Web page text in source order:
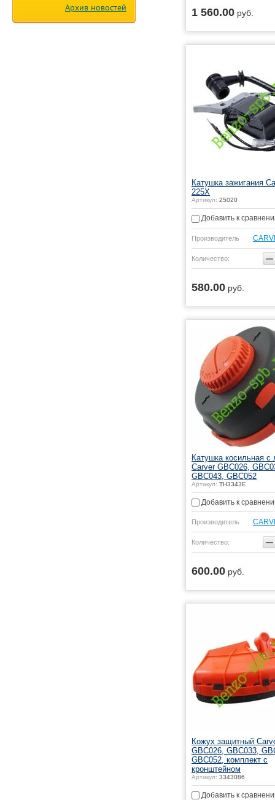
1 560.00 руб.
Купить
Катушка зажигания
225X
Артикул: 25020
Добавить к
Производитель
Количество: −
580.00 руб.
Катушка косильная с
Carver GBC026,
GBC043, GBC052
Артикул: TH3343E
Добавить к
Производитель
Количество: −
600.00 руб.
Кожух защитный
GBC026, GBC033,
GBC052, комплект с
кронштейном
Артикул: 3343086
Добавить к
Архив новостей